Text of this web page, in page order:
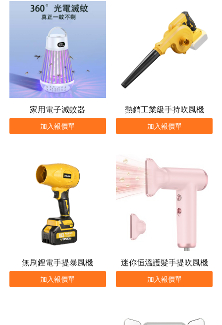
家用電子滅蚊器
加入報價單
熱銷工業級手持吹風機
加入報價單
無刷鋰電手提暴風機
加入報價單
迷你恒溫護髮手提吹風機
加入報價單